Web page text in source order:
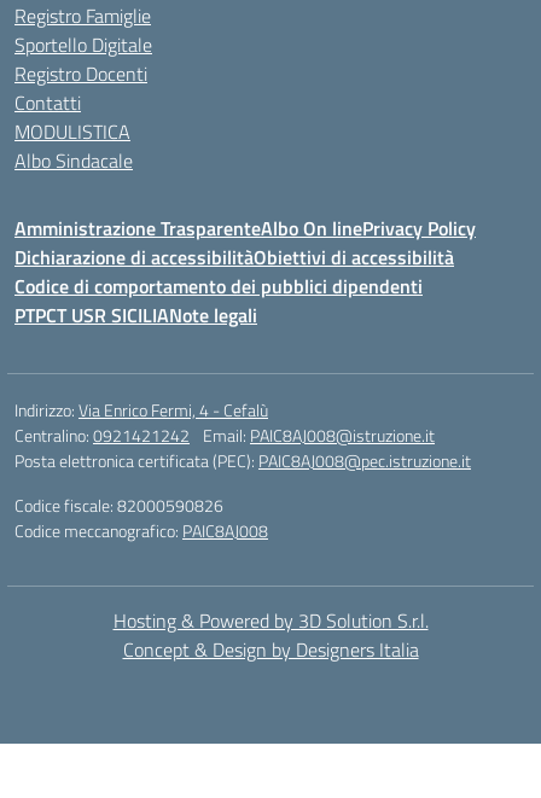
Registro Famiglie
Sportello Digitale
Registro Docenti
Contatti
MODULISTICA
Albo Sindacale
Amministrazione TrasparenteAlbo On linePrivacy Policy
Dichiarazione di accessibilitàObiettivi di accessibilità
Codice di comportamento dei pubblici dipendenti
PTPCT USR SICILIANote legali
Indirizzo:Via Enrico Fermi, 4 - Cefalù
Centralino:0921421242 Email: PAIC8AJ008@istruzione.it
Posta elettronica certificata (PEC): PAIC8AJ008@pec.istruzione.it
Codice fiscale: 82000590826
Codice meccanografico: PAIC8AJ008
Hosting & Powered by 3D Solution S.r.l.
Concept & Design by Designers Italia